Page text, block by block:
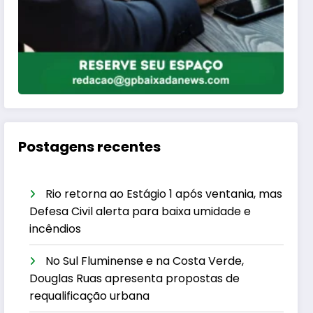
Postagens recentes
Rio retorna ao Estágio 1 após ventania, mas
Defesa Civil alerta para baixa umidade e
incêndios
No Sul Fluminense e na Costa Verde,
Douglas Ruas apresenta propostas de
requalificação urbana